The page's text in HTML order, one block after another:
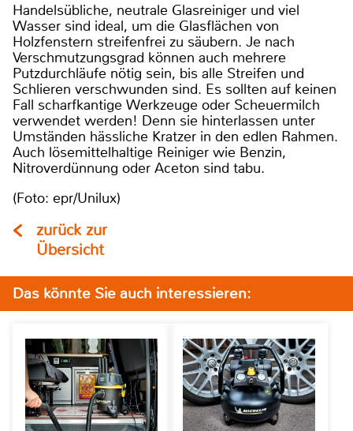
Handelsübliche, neutrale Glasreiniger und viel
Wasser sind ideal, um die Glasflächen von
Holzfenstern streifenfrei zu säubern. Je nach
Verschmutzungsgrad können auch mehrere
Putzdurchläufe nötig sein, bis alle Streifen und
Schlieren verschwunden sind. Es sollten auf keinen
Fall scharfkantige Werkzeuge oder Scheuermilch
verwendet werden! Denn sie hinterlassen unter
Umständen hässliche Kratzer in den edlen Rahmen.
Auch lösemittelhaltige Reiniger wie Benzin,
Nitroverdünnung oder Aceton sind tabu.
(Foto: epr/Unilux)
zurück zur
Übersicht
Das könnte Sie auch interessieren: